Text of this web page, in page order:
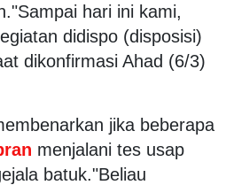
hari ini kami,
didispo (disposisi)
dikonfirmasi Ahad (6/3)
jika beberapa
menjalani tes usap
batuk."Beliau